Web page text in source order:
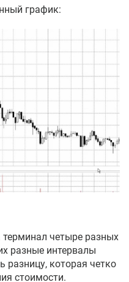
график:
четыре разных
разные интервалы
разницу, которая четко
стоимости.